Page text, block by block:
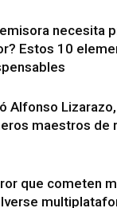
necesita
Estos 10
Alfonso
maestros de
que cometen